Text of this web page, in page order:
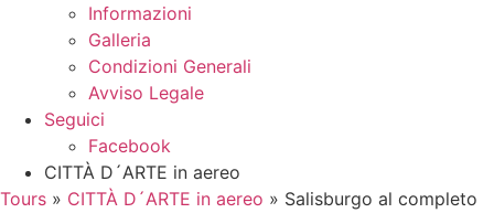
Informazioni
Galleria
Condizioni Generali
Avviso Legale
Seguici
Facebook
CITTÀ D´ARTE in aereo
Tours » CITTÀ D´ARTE in aereo » Salisburgo al completo